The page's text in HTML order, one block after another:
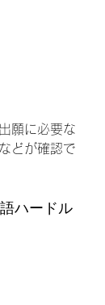
願に必要な
どが確認で
ハードル